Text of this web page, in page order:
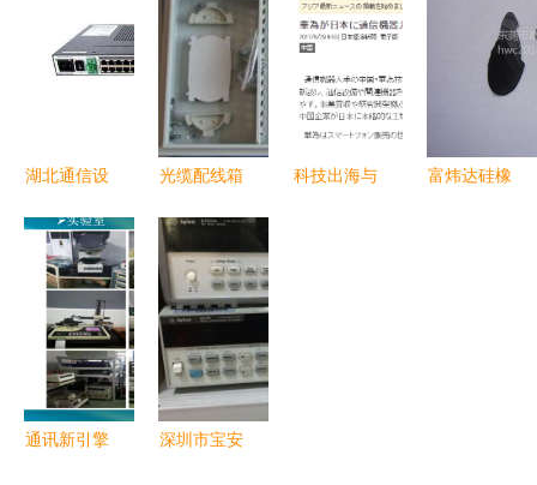
行创立新时
与发展
新的新标杆
——慈溪市
天维通信设
备厂打造智
慧网络基础
质在通讯设
备中的应用
湖北通信设
杆 康芯源
通信维保高
清图鉴解析
光缆配线箱
价格 光缆
配线箱生产
厂家
科技出海与
富炜达硅橡
通讯新引擎
深圳市宝安